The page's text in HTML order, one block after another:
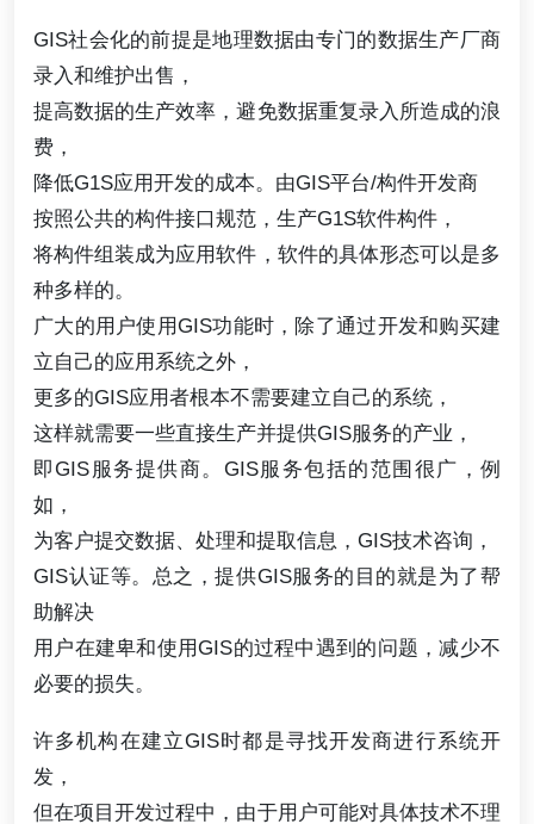
GIS社会化的前提是地理数据由专门的数据生产厂商
录入和维护出售，
提高数据的生产效率，避免数据重复录入所造成的浪
费，
降低G1S应用开发的成本。由GIS平台/构件开发商
按照公共的构件接口规范，生产G1S软件构件，
将构件组装成为应用软件，软件的具体形态可以是多
种多样的。
广大的用户使用GIS功能时，除了通过开发和购买建
立自己的应用系统之外，
更多的GIS应用者根本不需要建立自己的系统，
这样就需要一些直接生产并提供GIS服务的产业，
即GIS服务提供商。GIS服务包括的范围很广，例
如，
为客户提交数据、处理和提取信息，GIS技术咨询，
GIS认证等。总之，提供GIS服务的目的就是为了帮
助解决
用户在建卑和使用GIS的过程中遇到的问题，减少不
必要的损失。
许多机构在建立GIS时都是寻找开发商进行系统开
发，
但在项目开发过程中，由于用户可能对具体技术不理